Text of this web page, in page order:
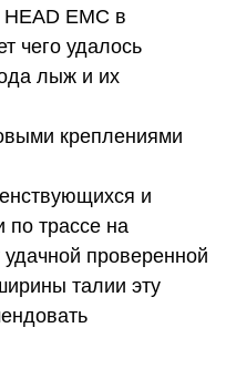
EMC в
чего удалось
лыж и их
креплениями
и
по трассе на
удачной проверенной
талии эту